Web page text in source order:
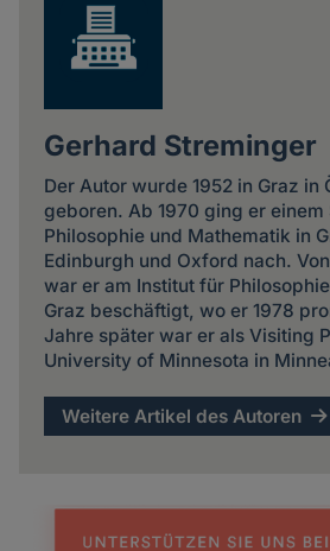
Gerhard Streminger
Der Autor wurde 1952 in Graz in
geboren. Ab 1970 ging er
Philosophie und Mathematik in
Edinburgh und Oxford nach.
war er am Institut für
Graz beschäftigt, wo er 1978
Jahre später war er als Visiting
University of Minnesota in
Weitere Artikel des Autoren